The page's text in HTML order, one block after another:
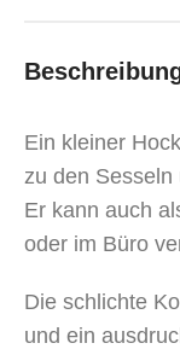
Ein kleiner
zu den Sesseln
Er kann auch
oder im Büro
Die schlichte
und ein